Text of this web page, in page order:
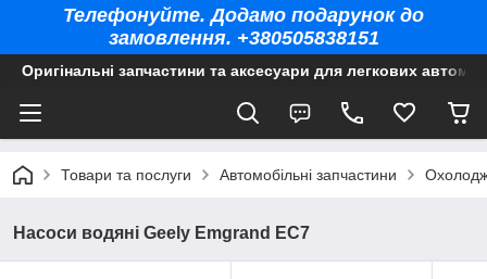
Телефонуйте. Додамо подарунок до
замовлення. +380505838151
Оригінальні запчастини та аксесуари для легкових
Товари та послуги Автомобільні запчастини
Насоси водяні Geely Emgrand EC7